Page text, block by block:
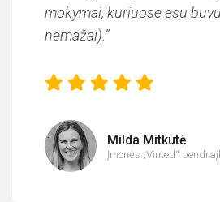
mokymai, kuriuose esu
nemažai).”
Milda Mitkutė
Įmonės „Vinted“